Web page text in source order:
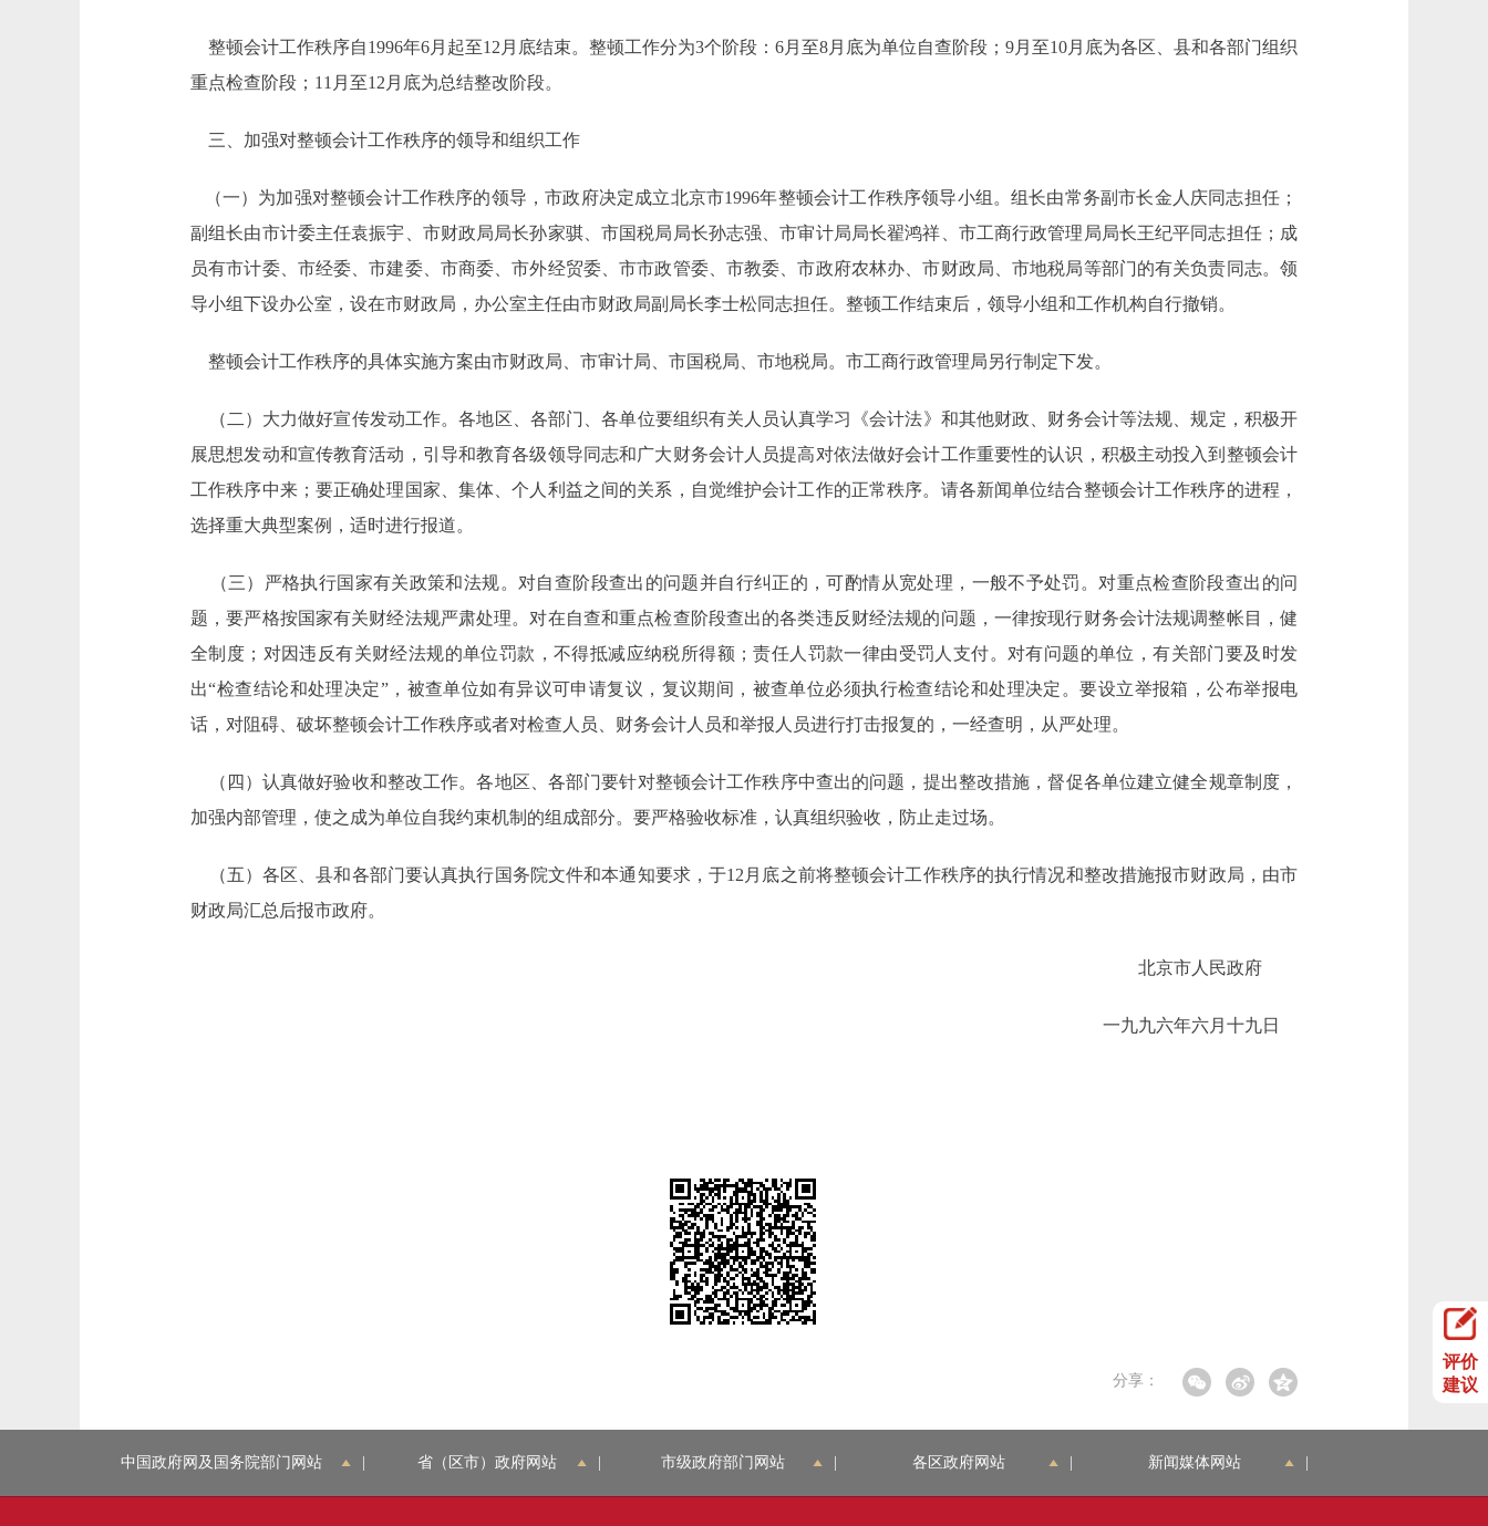
整顿会计工作秩序自1996年6月起至12月底结束。整顿工作分为3个阶段：6月至8月底为单位自查阶段；9月至10月底为各区、县和各部门组织
重点检查阶段；11月至12月底为总结整改阶段。
三、加强对整顿会计工作秩序的领导和组织工作
（一）为加强对整顿会计工作秩序的领导，市政府决定成立北京市1996年整顿会计工作秩序领导小组。组长由常务副市长金人庆同志担任；
副组长由市计委主任袁振宇、市财政局局长孙家骐、市国税局局长孙志强、市审计局局长翟鸿祥、市工商行政管理局局长王纪平同志担任；成
员有市计委、市经委、市建委、市商委、市外经贸委、市市政管委、市教委、市政府农林办、市财政局、市地税局等部门的有关负责同志。领
导小组下设办公室，设在市财政局，办公室主任由市财政局副局长李士松同志担任。整顿工作结束后，领导小组和工作机构自行撤销。
整顿会计工作秩序的具体实施方案由市财政局、市审计局、市国税局、市地税局。市工商行政管理局另行制定下发。
（二）大力做好宣传发动工作。各地区、各部门、各单位要组织有关人员认真学习《会计法》和其他财政、财务会计等法规、规定，积极开
展思想发动和宣传教育活动，引导和教育各级领导同志和广大财务会计人员提高对依法做好会计工作重要性的认识，积极主动投入到整顿会计
工作秩序中来；要正确处理国家、集体、个人利益之间的关系，自觉维护会计工作的正常秩序。请各新闻单位结合整顿会计工作秩序的进程，
选择重大典型案例，适时进行报道。
（三）严格执行国家有关政策和法规。对自查阶段查出的问题并自行纠正的，可酌情从宽处理，一般不予处罚。对重点检查阶段查出的问
题，要严格按国家有关财经法规严肃处理。对在自查和重点检查阶段查出的各类违反财经法规的问题，一律按现行财务会计法规调整帐目，健
全制度；对因违反有关财经法规的单位罚款，不得抵减应纳税所得额；责任人罚款一律由受罚人支付。对有问题的单位，有关部门要及时发
出“检查结论和处理决定”，被查单位如有异议可申请复议，复议期间，被查单位必须执行检查结论和处理决定。要设立举报箱，公布举报电
话，对阻碍、破坏整顿会计工作秩序或者对检查人员、财务会计人员和举报人员进行打击报复的，一经查明，从严处理。
（四）认真做好验收和整改工作。各地区、各部门要针对整顿会计工作秩序中查出的问题，提出整改措施，督促各单位建立健全规章制度，
加强内部管理，使之成为单位自我约束机制的组成部分。要严格验收标准，认真组织验收，防止走过场。
（五）各区、县和各部门要认真执行国务院文件和本通知要求，于12月底之前将整顿会计工作秩序的执行情况和整改措施报市财政局，由市
财政局汇总后报市政府。
北京市人民政府
一九九六年六月十九日
分享：
评价
建议
中国政府网及国务院部门网站 省（区市）政府网站 市级政府部门网站 各区政府网站 新闻媒体网站